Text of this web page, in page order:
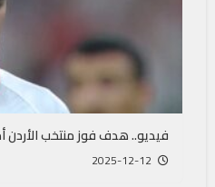
فيديو.. هدف فوز منتخب